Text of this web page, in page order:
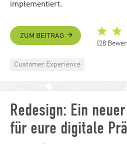
implementiert.
ZUM BEITRAG
(28
Categories
Customer Experience
Redesign: Ein
für eure digitale